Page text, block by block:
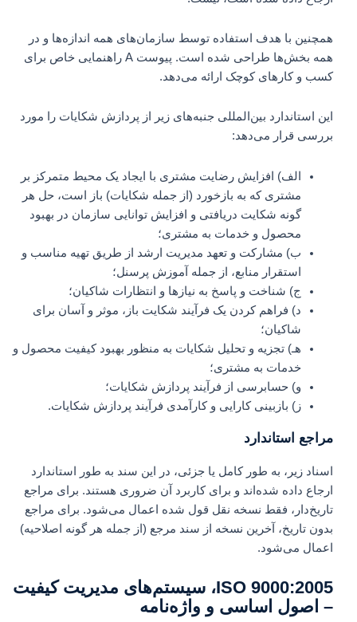
همچنین با هدف استفاده توسط سازمان‌های همه اندازه‌ها و در
همه بخش‌ها طراحی شده است. پیوست A راهنمایی خاص برای
کسب و کارهای کوچک ارائه می‌دهد.
این استاندارد بین‌المللی جنبه‌های زیر از پردازش شکایات را مورد
بررسی قرار می‌دهد:
الف) افزایش رضایت مشتری با ایجاد یک محیط متمرکز بر
مشتری که به بازخورد (از جمله شکایات) باز است، حل هر
گونه شکایت دریافتی و افزایش توانایی سازمان در بهبود
محصول و خدمات به مشتری؛
ب) مشارکت و تعهد مدیریت ارشد از طریق تهیه مناسب و
استقرار منابع، از جمله آموزش پرسنل؛
ج) شناخت و پاسخ به نیازها و انتظارات شاکیان؛
د) فراهم کردن یک فرآیند شکایت باز، موثر و آسان برای
شاکیان؛
هـ) تجزیه و تحلیل شکایات به منظور بهبود کیفیت محصول و
خدمات به مشتری؛
و) حسابرسی از فرآیند پردازش شکایات؛
ز) بازبینی کارایی و کارآمدی فرآیند پردازش شکایات.
مراجع استاندارد
اسناد زیر، به طور کامل یا جزئی، در این سند به طور استاندارد
ارجاع داده شده‌اند و برای کاربرد آن ضروری هستند. برای مراجع
تاریخ‌دار، فقط نسخه نقل قول شده اعمال می‌شود. برای مراجع
بدون تاریخ، آخرین نسخه از سند مرجع (از جمله هر گونه اصلاحیه)
اعمال می‌شود.
ISO 9000:2005، سیستم‌های مدیریت کیفیت
– اصول اساسی و واژه‌نامه